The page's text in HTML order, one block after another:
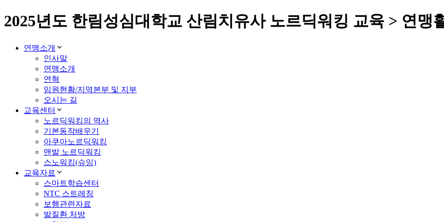
2025년도 한림성심대학교 산림치유사 노르딕워킹 교육 > 연맹
연맹소개
인사말
연맹소개
연혁
임원현황/지역본부 및 지부
오시는 길
교육센터
노르딕워킹의 역사
기본동작배우기
아쿠아노르딕워킹
맨발 노르딕워킹
스노워킹(슈잉)
교육자료
스마트학습센터
NTC 스트레칭
보행관련자료
발질환 처방